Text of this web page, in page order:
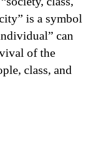
is a symbol
can
of the
class, and